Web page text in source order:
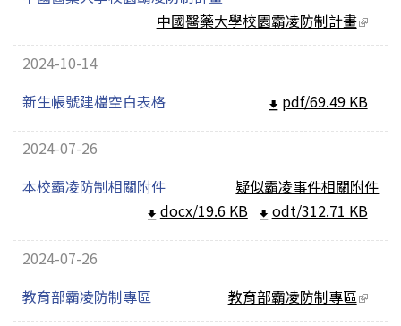
中國醫藥大學校園霸凌防制計畫
2024-10-14
新生帳號建檔空白表格
pdf/69.49 KB
2024-07-26
本校霸凌防制相關附件
疑似霸凌事件相關附件
docx/19.6 KB
odt/312.71 KB
2024-07-26
教育部霸凌防制專區
教育部霸凌防制專區